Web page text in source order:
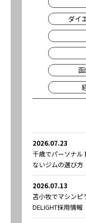
ダイ
2026.07.23
千歳でパーソナル
ないジムの選び方
2026.07.13
苫小牧でマシンピ
DELIGHT採用情報